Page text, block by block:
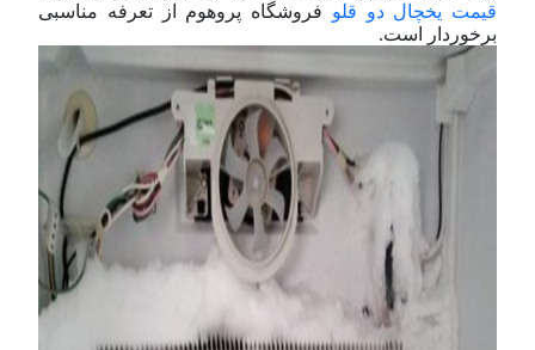
قیمت یخچال دو قلو فروشگاه پروهوم از تعرفه مناسبی
برخوردار است.